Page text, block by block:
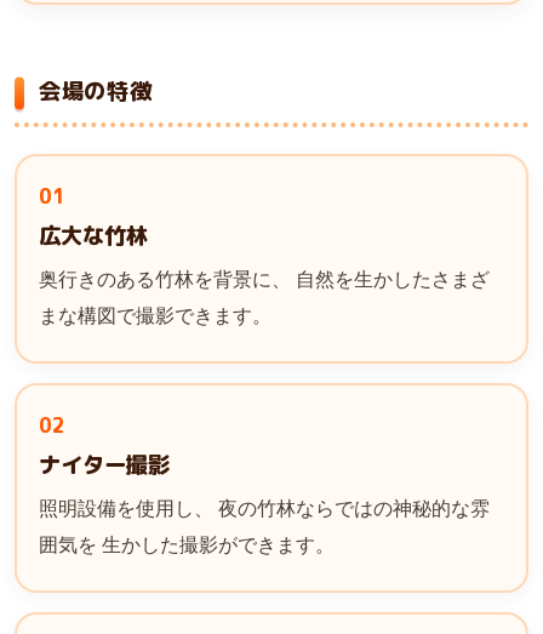
会場の特徴
01
広大な竹林
奥行きのある竹林を背景に、 自然を生かしたさまざ
まな構図で撮影できます。
02
ナイター撮影
照明設備を使用し、 夜の竹林ならではの神秘的な雰
囲気を 生かした撮影ができます。